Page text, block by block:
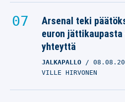
Arsenal teki
euron
yhteyttä
JALKAPALLO
VILLE HIRVONEN